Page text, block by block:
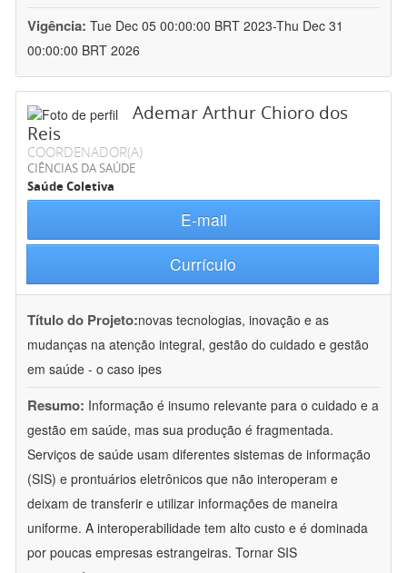
Vigência: Tue Dec 05 00:00:00 BRT 2023-Thu Dec 31
00:00:00 BRT 2026
Ademar Arthur Chioro dos
Reis
COORDENADOR(A)
CIÊNCIAS DA SAÚDE
Saúde Coletiva
E-mail
Currículo
Título do Projeto:novas tecnologias, inovação e as
mudanças na atenção integral, gestão do cuidado e gestão
em saúde - o caso ipes
Resumo: Informação é insumo relevante para o cuidado e a
gestão em saúde, mas sua produção é fragmentada.
Serviços de saúde usam diferentes sistemas de informação
(SIS) e prontuários eletrônicos que não interoperam e
deixam de transferir e utilizar informações de maneira
uniforme. A interoperabilidade tem alto custo e é dominada
por poucas empresas estrangeiras. Tornar SIS